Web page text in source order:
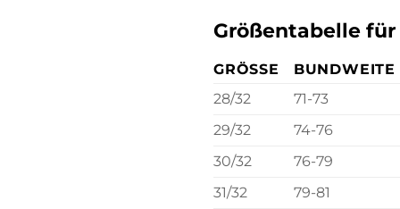
Größentabelle für
GRÖSSE
BUNDWEITE
28/32
71-73
29/32
74-76
30/32
76-79
31/32
79-81